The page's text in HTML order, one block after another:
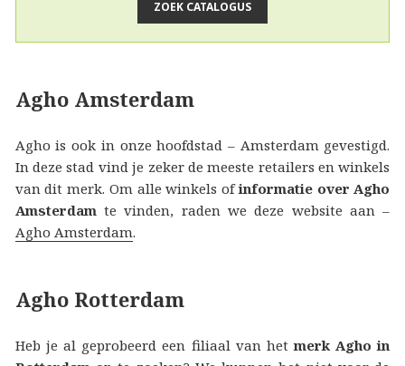
Agho Amsterdam
Agho is ook in onze hoofdstad – Amsterdam gevestigd.
In deze stad vind je zeker de meeste retailers en winkels
van dit merk. Om alle winkels ofinformatie over Agho
Amsterdam te vinden, raden we deze website aan –
Agho Amsterdam.
Agho Rotterdam
Heb je al geprobeerd een filiaal van hetmerk Agho in